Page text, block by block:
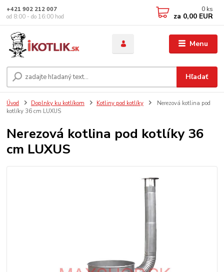
Menu
Hľadať
+421 902 212 007
od 8:00 - do 16:00 hod
0 ks
za 0,00 EUR
Úvod Doplnky ku kotlíkom Kotliny pod kotlíky
Nerezová kotlina pod
kotlíky 36 cm LUXUS
Nerezová kotlina pod kotlíky 36
cm LUXUS